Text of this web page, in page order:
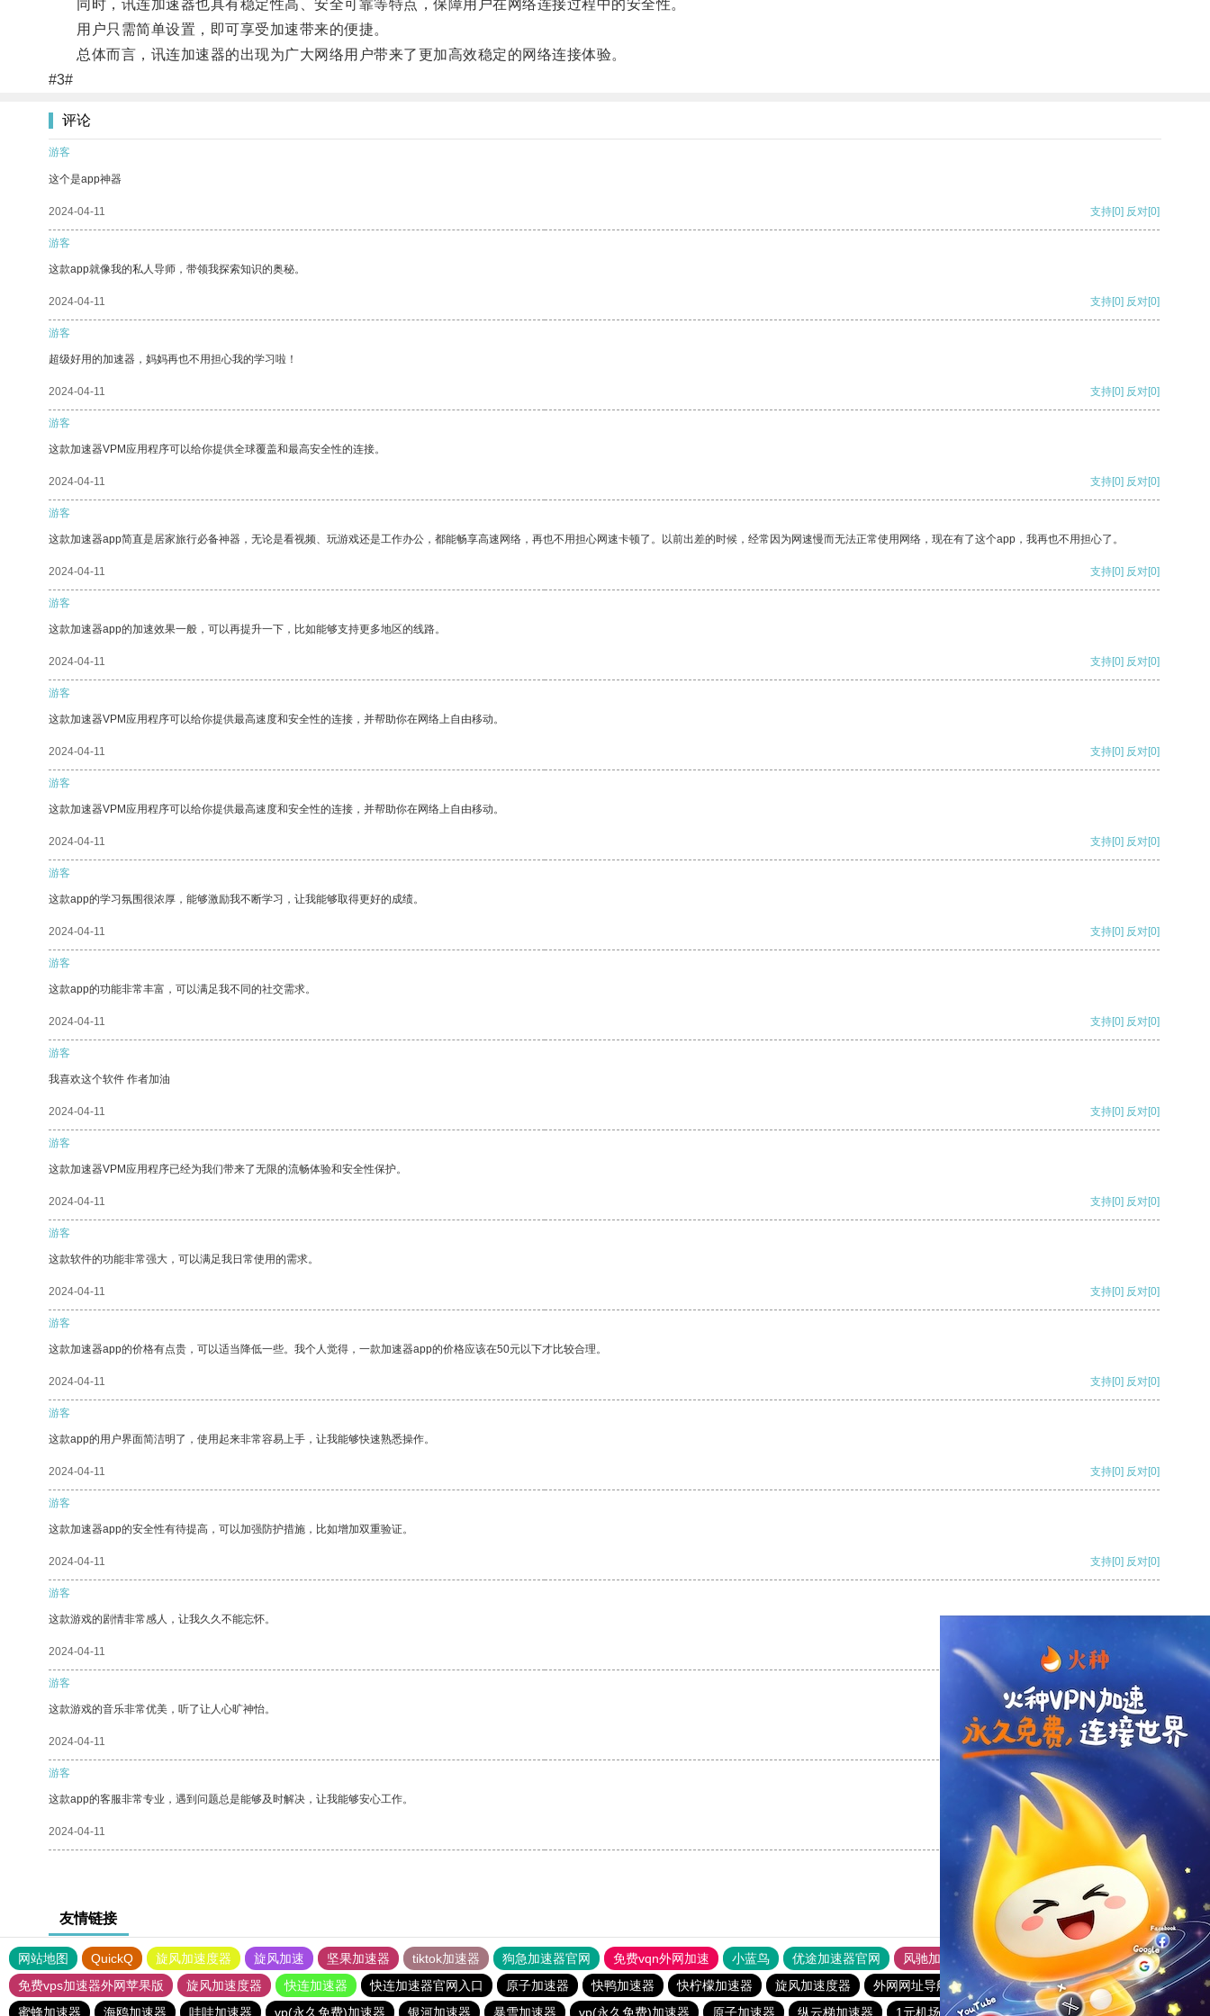
同时，讯连加速器也具有稳定性高、安全可靠等特点，保障用户在网络连接过程中的安全性。
用户只需简单设置，即可享受加速带来的便捷。
总体而言，讯连加速器的出现为广大网络用户带来了更加高效稳定的网络连接体验。
#3#
评论
游客
这个是app神器
2024-04-11 支持[0] 反对[0]
游客
这款app就像我的私人导师，带领我探索知识的奥秘。
2024-04-11 支持[0] 反对[0]
游客
超级好用的加速器，妈妈再也不用担心我的学习啦！
2024-04-11 支持[0] 反对[0]
游客
这款加速器VPM应用程序可以给你提供全球覆盖和最高安全性的连接。
2024-04-11 支持[0] 反对[0]
游客
这款加速器app简直是居家旅行必备神器，无论是看视频、玩游戏还是工作办公，都能畅享高速网络，再也不用担心网速卡顿了。以前出差的时候，经常因为网速慢而无法正常使用网络，现在有了这个app，我再也不用担心了。
2024-04-11 支持[0] 反对[0]
游客
这款加速器app的加速效果一般，可以再提升一下，比如能够支持更多地区的线路。
2024-04-11 支持[0] 反对[0]
游客
这款加速器VPM应用程序可以给你提供最高速度和安全性的连接，并帮助你在网络上自由移动。
2024-04-11 支持[0] 反对[0]
游客
这款加速器VPM应用程序可以给你提供最高速度和安全性的连接，并帮助你在网络上自由移动。
2024-04-11 支持[0] 反对[0]
游客
这款app的学习氛围很浓厚，能够激励我不断学习，让我能够取得更好的成绩。
2024-04-11 支持[0] 反对[0]
游客
这款app的功能非常丰富，可以满足我不同的社交需求。
2024-04-11 支持[0] 反对[0]
游客
我喜欢这个软件 作者加油
2024-04-11 支持[0] 反对[0]
游客
这款加速器VPM应用程序已经为我们带来了无限的流畅体验和安全性保护。
2024-04-11 支持[0] 反对[0]
游客
这款软件的功能非常强大，可以满足我日常使用的需求。
2024-04-11 支持[0] 反对[0]
游客
这款加速器app的价格有点贵，可以适当降低一些。我个人觉得，一款加速器app的价格应该在50元以下才比较合理。
2024-04-11 支持[0] 反对[0]
游客
这款app的用户界面简洁明了，使用起来非常容易上手，让我能够快速熟悉操作。
2024-04-11 支持[0] 反对[0]
游客
这款加速器app的安全性有待提高，可以加强防护措施，比如增加双重验证。
2024-04-11 支持[0] 反对[0]
游客
这款游戏的剧情非常感人，让我久久不能忘怀。
2024-04-11 支持
游客
这款游戏的音乐非常优美，听了让人心旷神怡。
2024-04-11 支持[0] 反对[0]
游客
这款app的客服非常专业，遇到问题总是能够及时解决，让我能够安心工作。
2024-04-11 支持[0] 反对[0]
友情链接
网站地图 QuickQ 旋风加速度器 旋风加速 坚果加速器 tiktok加速器 狗急加速器官网 免费vqn外网加速 小蓝鸟 优途加速器官网 风驰加速器
旋风加速器
免费vps加速器外网苹果版
旋风加速度器 快连加速器 快连加速器官网入口 原子加速器 快鸭加速器 快柠檬加速器 旋风加速度器 外网网址导航 软件中心
银河加速器
蜜蜂加速器
海鸥加速器 哇哇加速器 vp(永久免费)加速器 银河加速器 暴雪加速器 vp(永久免费)加速器 原子加速器 纵云梯加速器 1元机场 anyconnect 荔枝加速器